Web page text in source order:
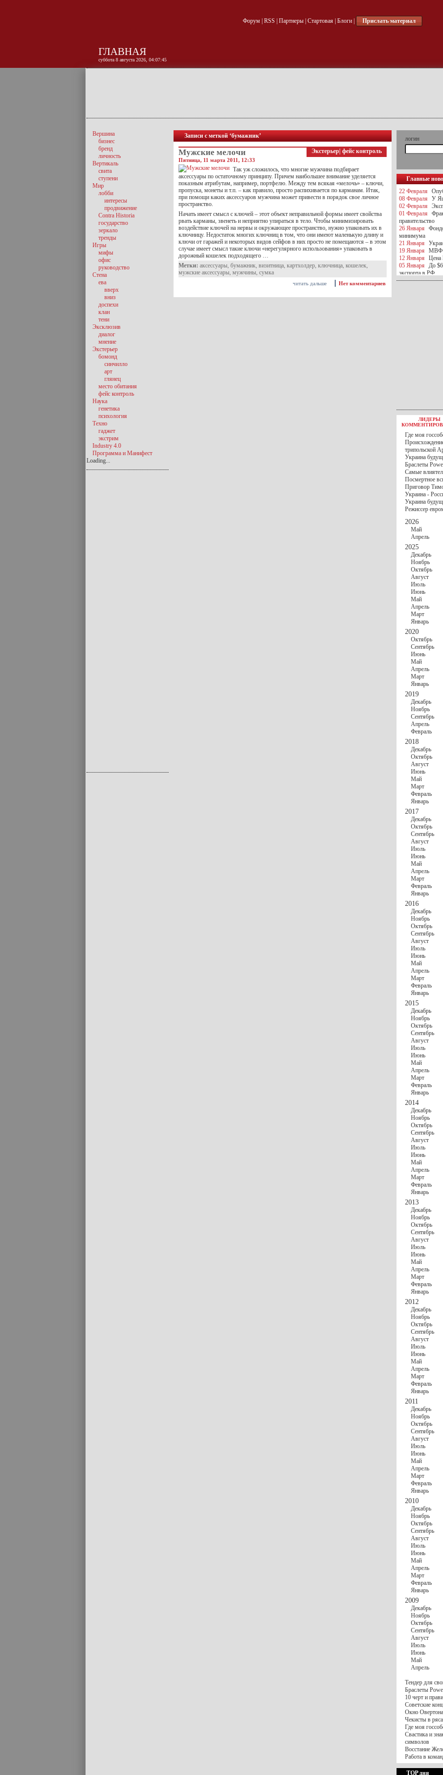
Форум| RSS Партнеры| Стартовая| Блоги| Прислать материал
ГЛАВНАЯ
суббота 8 августа 2026, 04:07:46
Записи с меткой ‘бумажник’
Экстерьер фейс контроль
Мужские мелочи
Пятница, 11 марта 2011, 12:33
Так уж сложилось, что многие мужчина подбирает
аксессуары по остаточному принципу. Причем наибольшее внимание уделяется
показным атрибутам, например, портфелю. Между тем всякая «мелочь» – ключи,
пропуска, монеты и т.п. – как правило, просто распихивается по карманам. Итак,
при помощи каких аксессуаров мужчина может привести в порядок свое личное
пространство.
Начать имеет смысл с ключей – этот объект неправильной формы имеет свойства
рвать карманы, звенеть и неприятно упираться в тело. Чтобы минимизировать
воздействие ключей на нервы и окружающее пространство, нужно упаковать их в
ключницу. Недостаток многих ключниц в том, что они имеют маленькую длину и
ключи от гаражей и некоторых видов сейфов в них просто не помещаются – в этом
случае имеет смысл такие ключи «нерегулярного использования» упаковать в
дорожный кошелек подходящего …
Метки: аксессуары, бумажник, визитница, картхолдер, ключница, кошелек,
мужские аксессуары, мужчины, сумка
Нет комментариев
читать дальше
Вершина
бизнес
бренд
личность
Вертикаль
свита
ступени
Мир
лобби
интересы
продвижение
Contra Historia
государство
зеркало
тренды
Игры
мифы
офис
руководство
Стена
ева
вверх
вниз
доспехи
клан
тени
Эксклюзив
диалог
мнение
Экстерьер
бомонд
синчилло
арт
глянец
место обитания
фейс контроль
Наука
генетика
психология
Техно
гаджет
экстрим
Industry 4.0
Программа и Манифест
Loading...
логин
Главные
22 Февраля
08 Февраля
У
02 Февраля
01 Февраля
правительство
26 Января
минимума
21 Января
19 Января
МВФ
12 Января
Цена
05 Января
До
экспорта в РФ
05 Января
Киев
30 Ноября С 1
30 Ноября
РФ
27 Ноября
ВВП
госбюджете
27 Ноября
Турции
17 Ноября
шестилетнего
16 Ноября
13 Ноября
10 Ноября
10 Ноября
особом статусе
03 Ноября
ЛИДЕРЫ
Где моя
трипольской
Украина
Браслеты
Самые
Посмертное
Приговор
Украина -
Украина
Режиссер
2026
Май
Апрель
2025
Декабрь
Ноябрь
Октябрь
Август
Июль
Июнь
Май
Апрель
Март
Январь
2020
Октябрь
Сентябрь
Июнь
Май
Апрель
Март
Январь
2019
Декабрь
Ноябрь
Сентябрь
Апрель
Февраль
2018
Декабрь
Октябрь
Август
Июнь
Май
Март
Февраль
Январь
2017
Декабрь
Октябрь
Сентябрь
Август
Июль
Июнь
Май
Апрель
Март
Февраль
Январь
2016
Декабрь
Ноябрь
Октябрь
Сентябрь
Август
Июль
Июнь
Май
Апрель
Март
Февраль
Январь
2015
Декабрь
Ноябрь
Октябрь
Сентябрь
Август
Июль
Июнь
Май
Апрель
Март
Февраль
Январь
2014
Декабрь
Ноябрь
Октябрь
Сентябрь
Август
Июль
Июнь
Май
Апрель
Март
Февраль
Январь
2013
Декабрь
Ноябрь
Октябрь
Сентябрь
Август
Июль
Июнь
Май
Апрель
Март
Февраль
Январь
2012
Декабрь
Ноябрь
Октябрь
Сентябрь
Август
Июль
Июнь
Май
Апрель
Март
Февраль
Январь
2011
Декабрь
Ноябрь
Октябрь
Сентябрь
Август
Июль
Июнь
Май
Апрель
Март
Февраль
Январь
2010
Декабрь
Ноябрь
Октябрь
Сентябрь
Август
Июль
Июнь
Май
Апрель
Март
Февраль
Январь
2009
Декабрь
Ноябрь
Октябрь
Сентябрь
Август
Июль
Июнь
Май
Апрель
Тендер для
Браслеты
10 черт и
Советские
Окно
Чекисты в
Где моя
Свастика и
символов
Восстание
Работа в
TOP дня